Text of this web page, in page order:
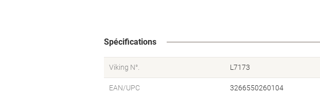
Spécifications
Viking N°. L7173
EAN/UPC 3266550260104